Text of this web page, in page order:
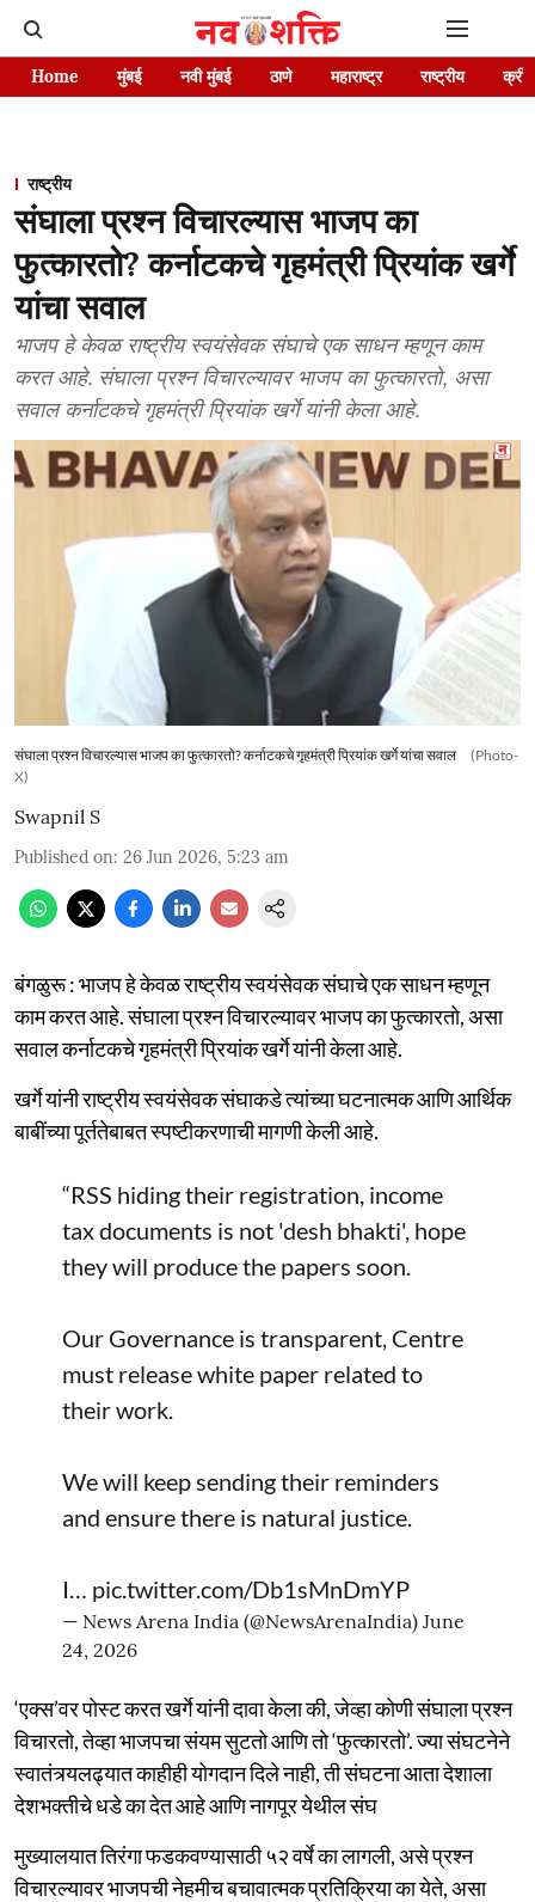
Home मुंबई नवी मुंबई ठाणे महाराष्ट्र राष्ट्रीय
राष्ट्रीय
संघाला प्रश्न विचारल्यास भाजप का
फुत्कारतो? कर्नाटकचे गृहमंत्री प्रियांक खर्गे
यांचा सवाल
भाजप हे केवळ राष्ट्रीय स्वयंसेवक संघाचे एक साधन म्हणून काम
करत आहे. संघाला प्रश्न विचारल्यावर भाजप का फुत्कारतो, असा
सवाल कर्नाटकचे गृहमंत्री प्रियांक खर्गे यांनी केला आहे.
संघाला प्रश्न विचारल्यास भाजप का फुत्कारतो? कर्नाटकचे गृहमंत्री प्रियांक खर्गे यांचा सवाल
(Photo-
X)
Swapnil S
Published on: 26 Jun 2026, 5:23 am
बंगळुरू : भाजप हे केवळ राष्ट्रीय स्वयंसेवक संघाचे एक साधन म्हणून
काम करत आहे. संघाला प्रश्न विचारल्यावर भाजप का फुत्कारतो, असा
सवाल कर्नाटकचे गृहमंत्री प्रियांक खर्गे यांनी केला आहे.
खर्गे यांनी राष्ट्रीय स्वयंसेवक संघाकडे त्यांच्या घटनात्मक आणि आर्थिक
बाबींच्या पूर्ततेबाबत स्पष्टीकरणाची मागणी केली आहे.
“RSS hiding their registration, income
tax documents is not 'desh bhakti', hope
they will produce the papers soon.
Our Governance is transparent, Centre
must release white paper related to
their work.
We will keep sending their reminders
and ensure there is natural justice.
I… pic.twitter.com/Db1sMnDmYP
— News Arena India (@NewsArenaIndia) June
24, 2026
‘एक्स’वर पोस्ट करत खर्गे यांनी दावा केला की, जेव्हा कोणी संघाला प्रश्न
विचारतो, तेव्हा भाजपचा संयम सुटतो आणि तो ‘फुत्कारतो’. ज्या संघटनेने
स्वातंत्र्यलढ्यात काहीही योगदान दिले नाही, ती संघटना आता देशाला
देशभक्तीचे धडे का देत आहे आणि नागपूर येथील संघ
मुख्यालयात तिरंगा फडकवण्यासाठी ५२ वर्षे का लागली, असे प्रश्न
विचारल्यावर भाजपची नेहमीच बचावात्मक प्रतिक्रिया का येते, असा